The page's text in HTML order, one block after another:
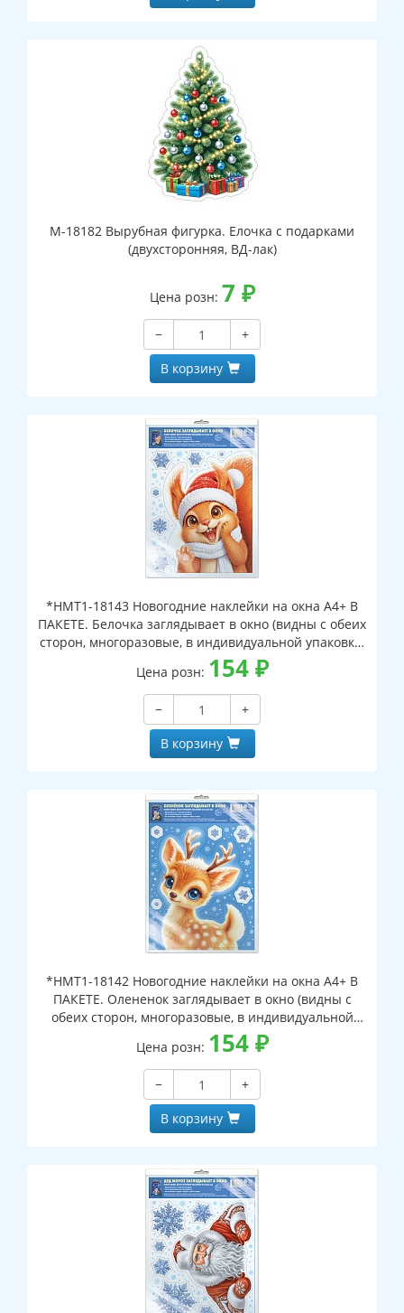
М-18182 Вырубная фигурка. Елочка с подарками
(двухсторонняя, ВД-лак)
Цена розн: 7 ₽
−
+
В корзину
*НМТ1-18143 Новогодние наклейки на окна А4+ В
ПАКЕТЕ. Белочка заглядывает в окно (видны с обеих
сторон, многоразовые, в индивидуальной упаковке,
с европодвесом и клеевым клапаном)
Цена розн: 154₽
−
+
В корзину
*НМТ1-18142 Новогодние наклейки на окна А4+ В
ПАКЕТЕ. Олененок заглядывает в окно (видны с
обеих сторон, многоразовые, в индивидуальной
упаковке, с европодвесом и клеевым клапаном)
Цена розн: 154₽
−
+
В корзину